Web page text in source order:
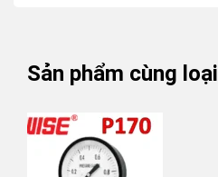
Sản phẩm cùng loại